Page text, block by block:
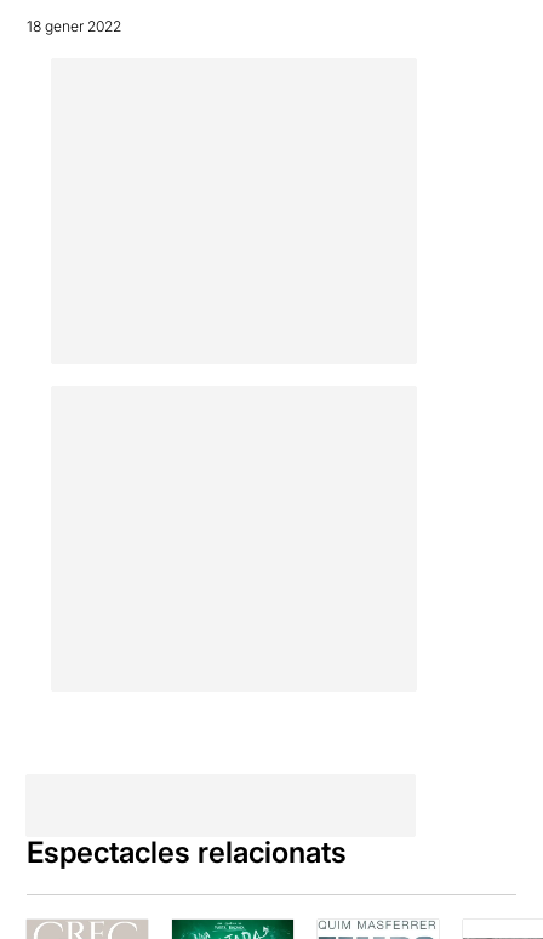
18 gener 2022
Espectacles relacionats